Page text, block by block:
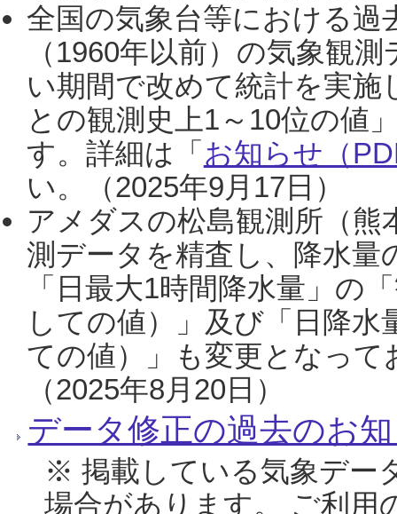
全国の気象台等における過
（1960年以前）の気象観
い期間で改めて統計を実
との観測史上1～10位の値
す。詳細は「 お知らせ（
い。（2025年9月17日）
アメダスの松島観測所（熊
測データを精査し、降水
「日最大1時間降水量」の
しての値）」及び「日降
ての値）」も変更となっ
（2025年8月20日）
データ修正の過去のお
※ 掲載している気象デー
場合があります。 ご利用